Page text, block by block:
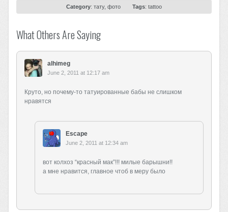
Category: тату, фото Tags: tattoo
What Others Are Saying
alhimeg
June 2, 2011 at 12:17 am
Круто, но почему-то татуированные бабы не слишком
нравятся
Escape
June 2, 2011 at 12:34 am
вот колхоз “красный мак”!!! милые барышни!!
а мне нравится, главное чтоб в меру было